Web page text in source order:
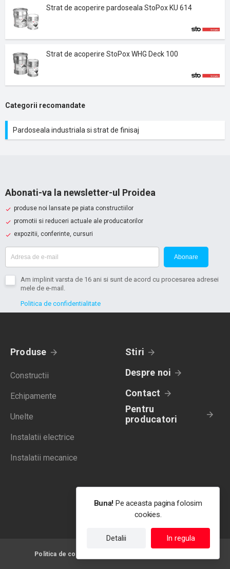
Strat de acoperire pardoseala StoPox KU 614
Strat de acoperire StoPox WHG Deck 100
Categorii recomandate
Pardoseala industriala si strat de finisaj
Abonati-va la newsletter-ul Proidea
produse noi lansate pe piata constructiilor
promotii si reduceri actuale ale producatorilor
expozitii, conferinte, cursuri
Abonare
Am implinit varsta de 16 ani si sunt de acord cu procesarea adresei
mele de e-mail.
Politica de confidentialitate
Produse
Constructii
Echipamente
Unelte
Instalatii electrice
Instalatii mecanice
Stiri
Despre noi
Contact
Pentru
producatori
Politica de confidentialitate
Buna! Pe aceasta pagina folosim
cookies.
Detalii In regula